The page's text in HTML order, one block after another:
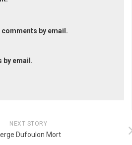
by email.
by email.
NEXT STORY
Dufoulon Mort